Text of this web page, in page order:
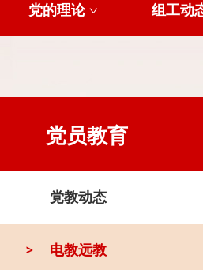
党的理论 组工动
党员教育
党教动态
电教远教